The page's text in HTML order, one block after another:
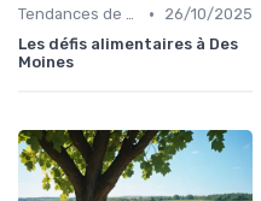
Tendances de consommation •
26/10/2025
Les défis alimentaires à Des
Moines